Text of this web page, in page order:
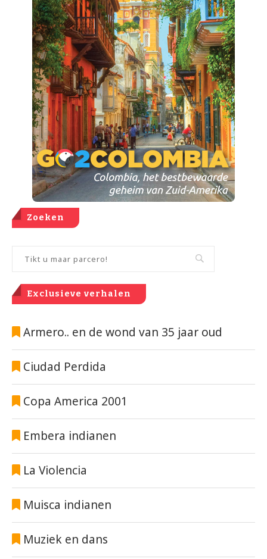
Zoeken
Exclusieve verhalen
Armero.. en de wond van 35 jaar oud
Ciudad Perdida
Copa America 2001
Embera indianen
La Violencia
Muisca indianen
Muziek en dans